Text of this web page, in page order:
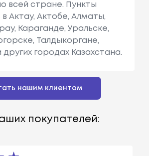
всей стране. Пункты
в Актау, Актобе, Алматы,
Караганде, Уральске,
Талдыкоргане,
городах Казахстана.
нашим клиентом
покупателей: